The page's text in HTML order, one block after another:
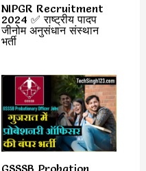
NIPGR Recruitment
2024 ✅ राष्‍ट्रीय पादप
जीनोम अनुसंधान संस्‍थान
भर्ती